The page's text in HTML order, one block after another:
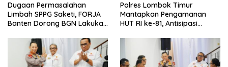
Dugaan Permasalahan
Limbah SPPG Saketi, FORJA
Banten Dorong BGN Lakukan
Polres Lombok Timur
Mantapkan Pengamanan
HUT RI ke-81, Antisipasi
Agenda Kapolri